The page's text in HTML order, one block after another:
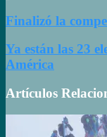
Finalizó la
Ya están las 23
América
Artículos